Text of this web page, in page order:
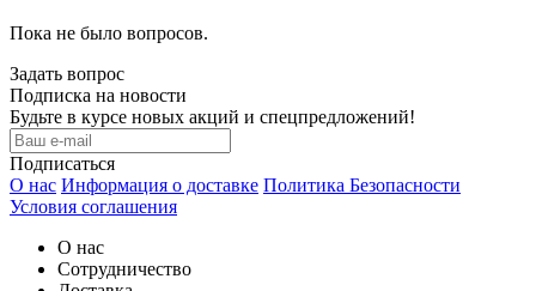
Пока не было вопросов.
Задать вопрос
Подписка на новости
Будьте в курсе новых акций и спецпредложений!
Подписаться
О нас Информация о доставке Политика Безопасности
Условия соглашения
О нас
Сотрудничество